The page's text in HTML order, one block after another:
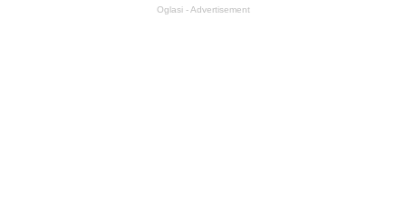
Oglasi - Advertisement